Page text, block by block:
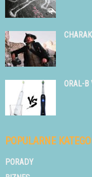
ORAL-B
POPULARNE
PORADY